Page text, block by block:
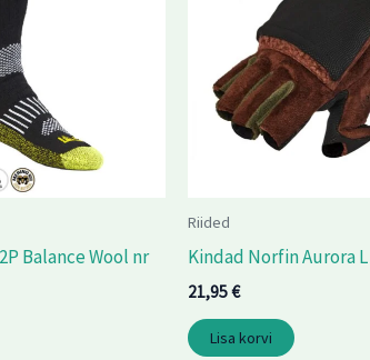
Balance Wool nr
Riided
Kindad Norfin Aurora L
21,95€
Lisa korvi